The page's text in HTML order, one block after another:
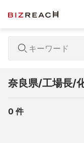
奈良県/工場長/
0 件